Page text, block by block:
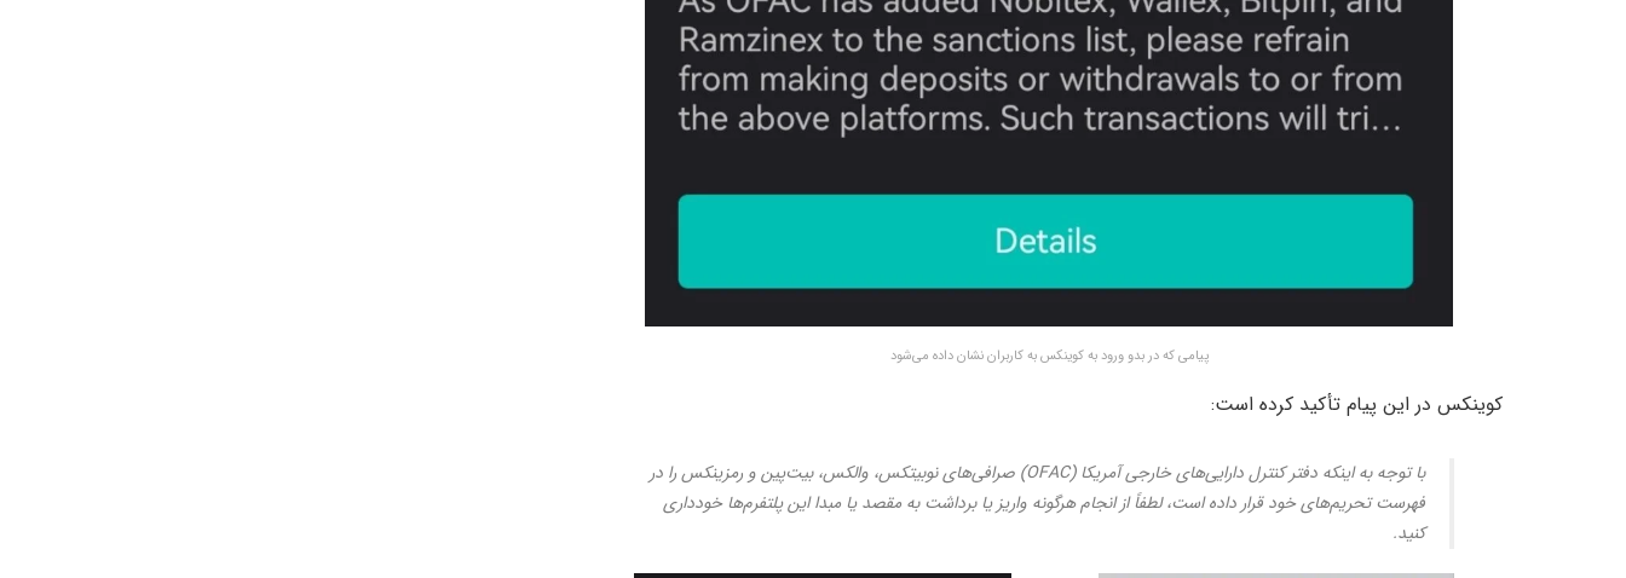
پیامی که در بدو ورود به کوینکس به کاربران نشان داده می‌شود
کوینکس در این پیام تأکید کرده است:
با توجه به اینکه دفتر کنترل دارایی‌های خارجی آمریکا (OFAC) صرافی‌های نوبیتکس، والکس، بیت‌پین و رمزینکس را در
فهرست تحریم‌های خود قرار داده است، لطفاً از انجام هرگونه واریز یا برداشت به مقصد یا مبدا این پلتفرم‌ها خودداری
کنید.